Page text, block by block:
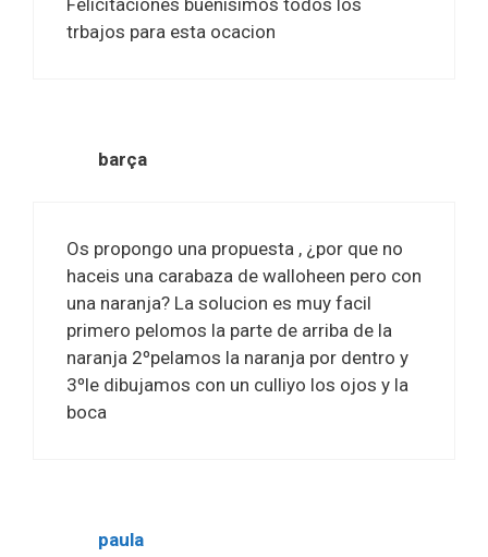
Felicitaciones buenisimos todos los
trbajos para esta ocacion
barça
Os propongo una propuesta , ¿por que no
haceis una carabaza de walloheen pero con
una naranja? La solucion es muy facil
primero pelomos la parte de arriba de la
naranja 2ºpelamos la naranja por dentro y
3ºle dibujamos con un culliyo los ojos y la
boca
paula